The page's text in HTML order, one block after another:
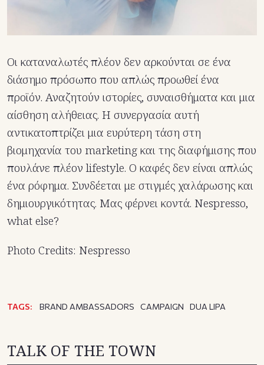
Οι καταναλωτές πλέον δεν αρκούνται σε ένα
διάσημο πρόσωπο που απλώς προωθεί ένα
προϊόν. Αναζητούν ιστορίες, συναισθήματα και μια
αίσθηση αλήθειας. Η συνεργασία αυτή
αντικατοπτρίζει μια ευρύτερη τάση στη
βιομηχανία του marketing και της διαφήμισης που
πουλάνε πλέον lifestyle. Ο καφές δεν είναι απλώς
ένα ρόφημα. Συνδέεται με στιγμές χαλάρωσης και
δημιουργικότητας. Μας φέρνει κοντά. Nespresso,
what else?
Photo Credits: Nespresso
TAGS: BRAND AMBASSADORS CAMPAIGN DUA LIPA
TALK OF THE TOWN